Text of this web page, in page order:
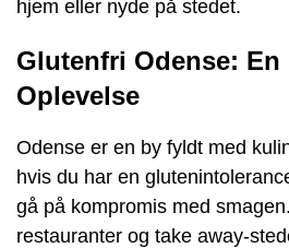
hjem eller nyde på stedet.
Glutenfri Odense:
Oplevelse
Odense er en by fyldt med
hvis du har en
gå på kompromis med
restauranter og take away-